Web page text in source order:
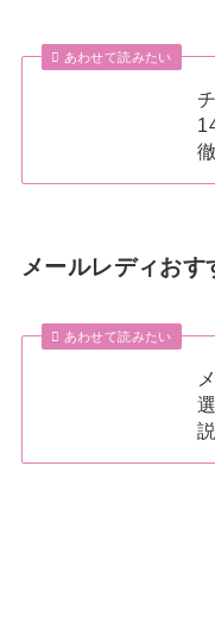
あわせて読みたい
メールレディおす
あわせて読みたい